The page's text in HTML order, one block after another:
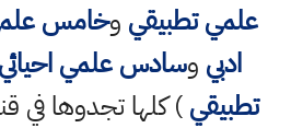
علمي تطبيقي وخامس
ادبي وسادس علمي احيائي
تطبيقي) كلها تجدوها في